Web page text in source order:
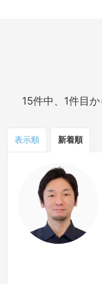
15件中、1件目
表示順 新着順